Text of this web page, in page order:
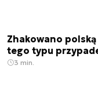
Zhakowano
tego typu
3 min.